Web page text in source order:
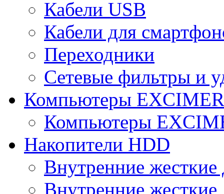
Кабели USB
Кабели для
Переходники
Сетевые фильтры и
Компьютеры
Компьютеры
Накопители HDD
Внутренние
Внутренние